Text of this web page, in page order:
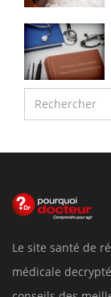
Le site santé de
médicale